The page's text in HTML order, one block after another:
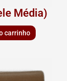
Média)
carrinho